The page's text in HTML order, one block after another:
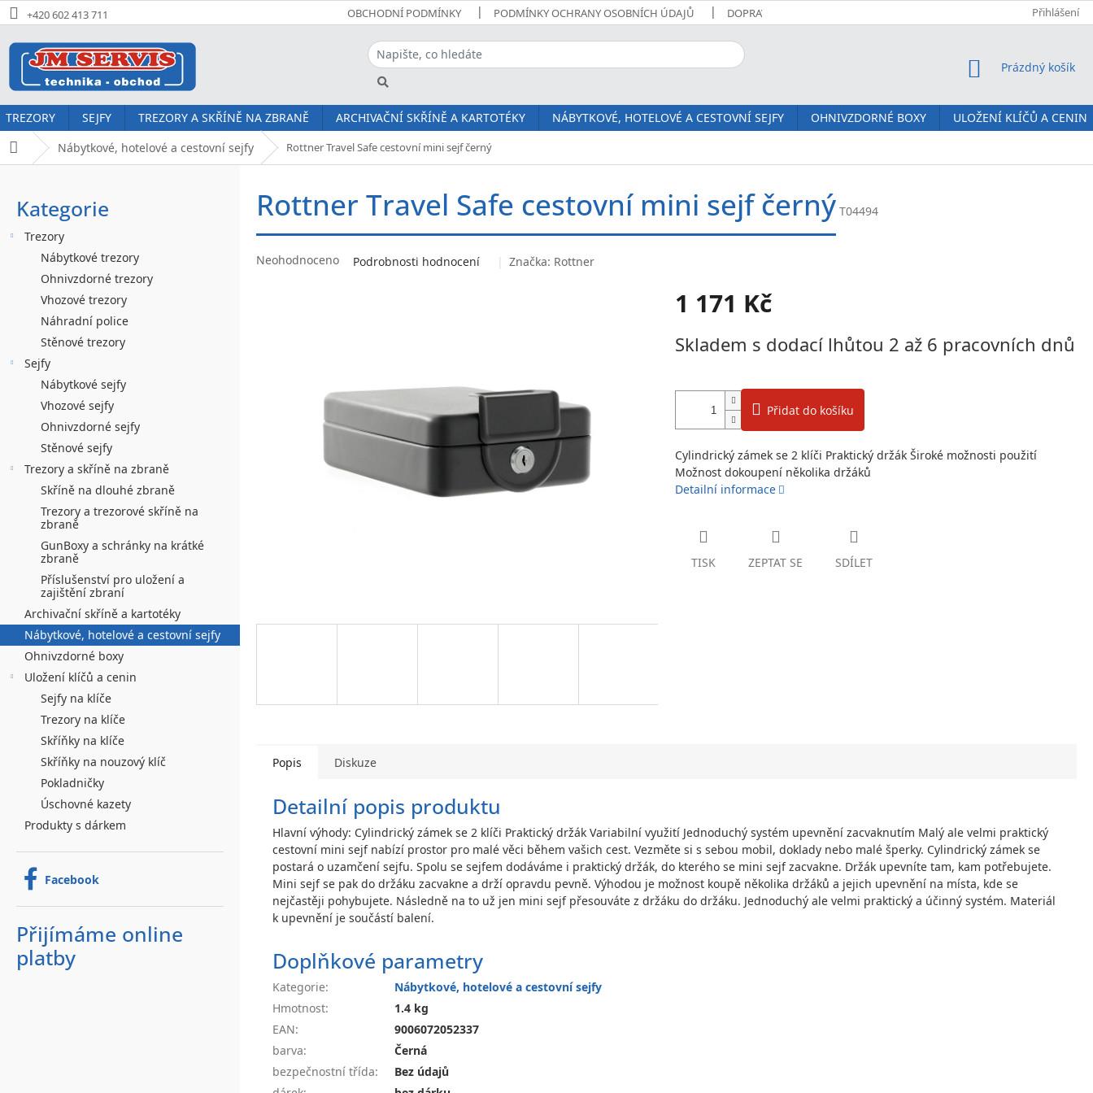
Přejít
na
obsah
+420 602 413 711 OBCHODNÍ PODMÍNKY PODMÍNKY OCHRANY OSOBNÍCH ÚDAJŮ DOPRAVA A PLATBA O NÁS
Přihlášení
NÁKUPNÍ KOŠÍK
Prázdný košík
TREZORY SEJFY TREZORY A SKŘÍNĚ NA ZBRANĚ ARCHIVAČNÍ SKŘÍNĚ A KARTOTÉKY NÁBYTKOVÉ, HOTELOVÉ A CESTOVNÍ SEJFY OHNIVZDORNÉ BOXY
ULOŽENÍ KLÍČŮ A CENIN
Domů Nábytkové, hotelové a cestovní sejfy Rottner Travel Safe cestovní mini sejf černý
n
n
Přeskočit
kategorie
Kategorie
Trezory
Nábytkové trezory
Ohnivzdorné trezory
Vhozové trezory
Náhradní police
Stěnové trezory
Sejfy
Nábytkové sejfy
Vhozové sejfy
Ohnivzdorné sejfy
Stěnové sejfy
Trezory a skříně na zbraně
Skříně na dlouhé zbraně
Trezory a trezorové skříně na
zbraně
GunBoxy a schránky na krátké
zbraně
Příslušenství pro uložení a
zajištění zbraní
Archivační skříně a kartotéky
Nábytkové, hotelové a cestovní sejfy
Ohnivzdorné boxy
Uložení klíčů a cenin
Sejfy na klíče
Trezory na klíče
Skříňky na klíče
Skříňky na nouzový klíč
Pokladničky
Úschovné kazety
Produkty s dárkem
Facebook
Přijímáme online
platby
Rottner Travel Safe cestovní mini sejf černý T04494
Průměrné
Neohodnoceno Podrobnosti hodnocení Značka: Rottner
1 171 Kč
cena:
Skladem s dodací lhůtou 2 až 6 pracovních dnů
Přidat do košíku
Cylindrický zámek se 2 klíči Praktický držák Široké možnosti použití
Možnost dokoupení několika držáků
Detailní informace
TISK ZEPTAT SE SDÍLET
Popis Diskuze
Detailní popis produktu
Hlavní výhody: Cylindrický zámek se 2 klíči Praktický držák Variabilní využití Jednoduchý systém upevnění zacvaknutím Malý ale velmi praktický
cestovní mini sejf nabízí prostor pro malé věci během vašich cest. Vezměte si s sebou mobil, doklady nebo malé šperky. Cylindrický zámek se
postará o uzamčení sejfu. Spolu se sejfem dodáváme i praktický držák, do kterého se mini sejf zacvakne. Držák upevníte tam, kam potřebujete.
Mini sejf se pak do držáku zacvakne a drží opravdu pevně. Výhodou je možnost koupě několika držáků a jejich upevnění na místa, kde se
nejčastěji pohybujete. Následně na to už jen mini sejf přesouváte z držáku do držáku. Jednoduchý ale velmi praktický a účinný systém. Materiál
k upevnění je součástí balení.
Doplňkové parametry
Kategorie:
Nábytkové, hotelové a cestovní sejfy
Hmotnost:
1.4 kg
EAN:
9006072052337
barva:
Černá
bezpečnostní třída:
Bez údajů